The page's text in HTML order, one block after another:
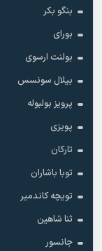
بنگو بکر
بورای
بولنت ارسوی
بیلال سونسس
پرویز بولبوله
پویزی
تارکان
توبا باشاران
تویچه کاندمیر
ثنا شاهین
جانسور